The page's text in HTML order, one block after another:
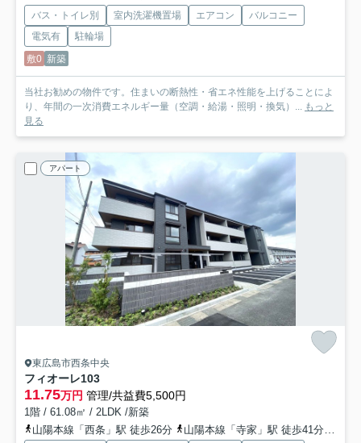
バス・トイレ別 室内洗濯機置場 エアコン
バルコニー
電気有
駐輪場
敷0 新築
当社お勧めの物件です。住まいの断熱性・省エネ性能を上げることによ
り、年間の一次消費エネルギー量（空調・給湯・照明・換気）... もっと
見る
アパート
東広島市西条中央
フィオーレ103
11.75万円 管理/共益費5,500円
1階 / 61.08㎡ / 2LDK /新築
山陽本線「西条」駅 徒歩26分
山陽本線「寺家」駅 徒歩41分